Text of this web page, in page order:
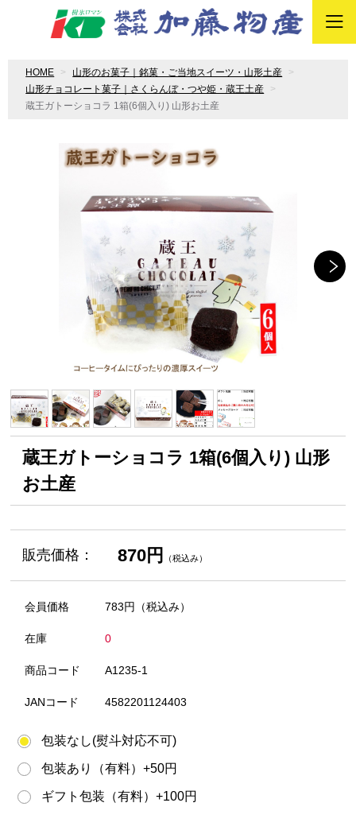
HOME
山形のお菓子｜銘菓・ご当地スイーツ・山形土産
山形チョコレート菓子｜さくらんぼ・つや姫・蔵王土産
蔵王ガトーショコラ 1箱(6個入り) 山形お土産
蔵王ガトーショコラ 1箱(6個入り) 山形
お土産
販売価格： 870円 （税込み）
会員価格 783円 （税込み）
在庫 0
商品コード A1235-1
JANコード 4582201124403
包装なし(熨斗対応不可)
包装あり（有料）+50円
ギフト包装（有料）+100円